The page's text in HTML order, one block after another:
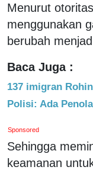
Menurut
menggunakan
berubah
Baca Juga :
137 imigran
Polisi: Ada
Sponsored
Sehingga
keamanan